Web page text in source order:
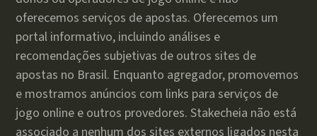
oferecemos serviços de apostas. Oferecemos um
portal informativo, incluindo análises e
recomendações subjetivas de outros sites de
apostas no Brasil. Enquanto agregador, promovemos
e mostramos anúncios com links para serviços de
jogo online e outros provedores. Stakecheia não está
associado a nenhum dos sites externos ligados nesta